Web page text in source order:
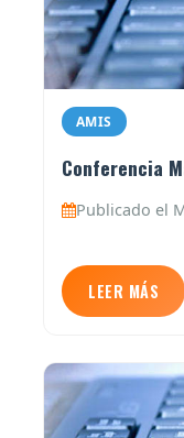
AMIS
Conferencia
Publicado el
LEER MÁS